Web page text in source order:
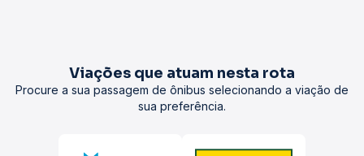
Viações que atuam nesta rota
Procure a sua passagem de ônibus selecionando a viação de
sua preferência.